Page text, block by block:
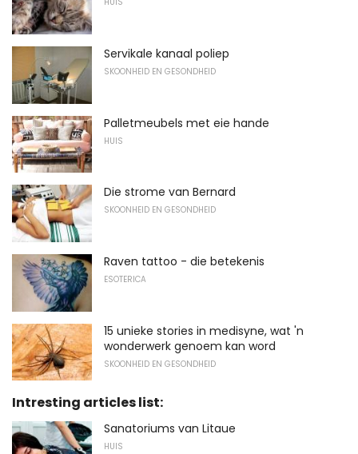
Servikale kanaal poliep
SKOONHEID EN GESONDHEID
Palletmeubels met eie hande
HUIS
Die strome van Bernard
SKOONHEID EN GESONDHEID
Raven tattoo - die betekenis
ESOTERICA
15 unieke stories in medisyne, wat 'n
wonderwerk genoem kan word
SKOONHEID EN GESONDHEID
Intresting articles list:
Sanatoriums van Litaue
HUIS